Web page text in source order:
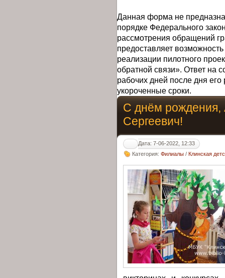
Данная форма не
порядке Федерального
рассмотрения обращений
предоставляет
реализации пилотного
обратной связи». Ответ на
рабочих дней после дня
укороченные сроки.
С днём рождения,
Сергеевич!
Дата: 7-06-2022, 12:33
Категория: Филиалы / Клинская